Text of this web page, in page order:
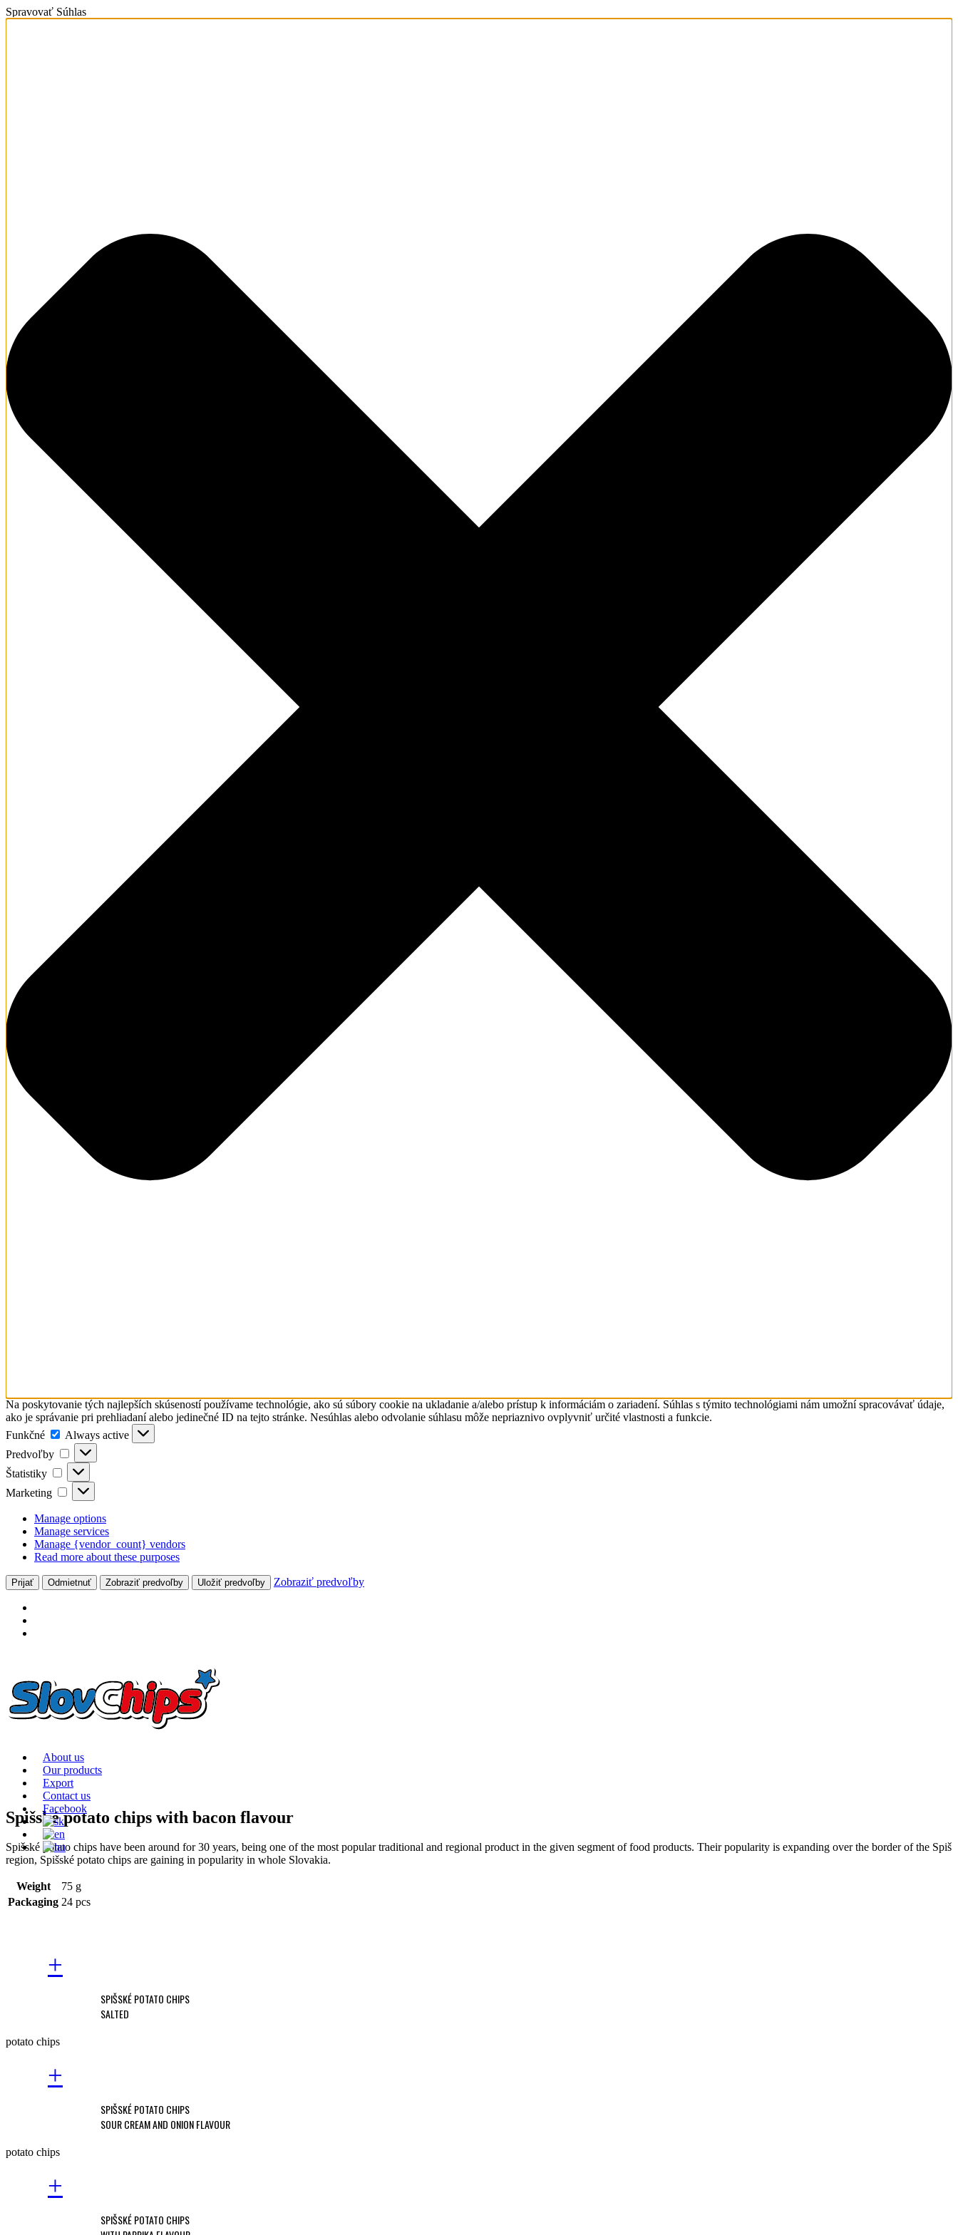
Spravovať Súhlas
Na poskytovanie tých najlepších skúseností používame technológie, ako sú súbory cookie na ukladanie a/alebo prístup k informáciám o zariadení. Súhlas s týmito technológiami nám umožní spracovávať údaje,
ako je správanie pri prehliadaní alebo jedinečné ID na tejto stránke. Nesúhlas alebo odvolanie súhlasu môže nepriaznivo ovplyvniť určité vlastnosti a funkcie.
Funkčné
Funkčné
Always active
Predvoľby
Predvoľby
Štatistiky Štatistiky
Marketing Marketing
Manage options
Manage services
Manage {vendor_count} vendors
Read more about these purposes
Prijať Odmietnuť Zobraziť predvoľby Uložiť predvoľby Zobraziť predvoľby
About us
Our products
Export
Contact us
Facebook
Spišské potato chips with bacon flavour
Spišské potato chips have been around for 30 years, being one of the most popular traditional and regional product in the given segment of food products. Their popularity is expanding over the border of the Spiš
region, Spišské potato chips are gaining in popularity in whole Slovakia.
Weight
75 g
Packaging 24 pcs
+
SPIŠSKÉ POTATO CHIPS
SALTED
potato chips
+
SPIŠSKÉ POTATO CHIPS
SOUR CREAM AND ONION FLAVOUR
potato chips
+
SPIŠSKÉ POTATO CHIPS